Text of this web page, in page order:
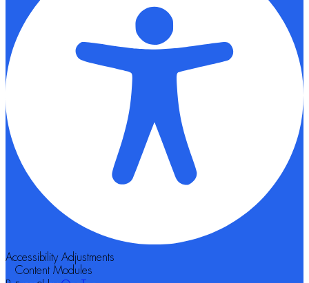
Accessibility Adjustments
Content Modules